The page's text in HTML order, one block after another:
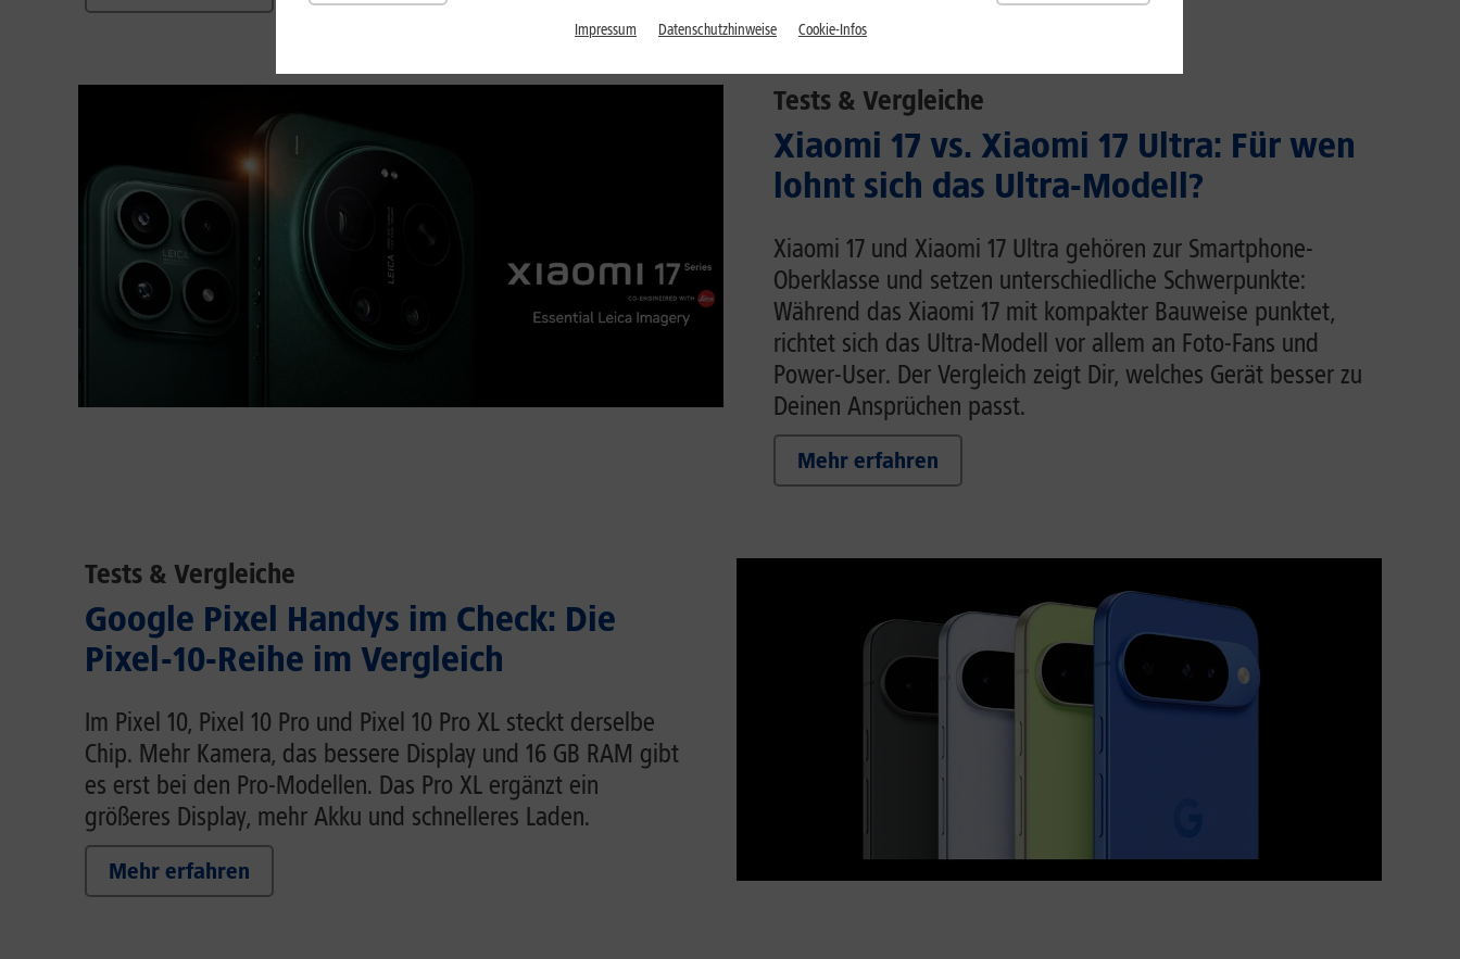
Tests & Vergleiche
Xiaomi 17 vs. Xiaomi 17 Ultra: Für wen
lohnt sich das Ultra-Modell?
Xiaomi 17 und Xiaomi 17 Ultra gehören zur Smartphone-
Oberklasse und setzen unterschiedliche Schwerpunkte:
Während das Xiaomi 17 mit kompakter Bauweise punktet,
richtet sich das Ultra-Modell vor allem an Foto-Fans und
Power-User. Der Vergleich zeigt Dir, welches Gerät besser zu
Deinen Ansprüchen passt.
Mehr erfahren
Tests & Vergleiche
Google Pixel Handys im Check: Die
Pixel-10-Reihe im Vergleich
Im Pixel 10, Pixel 10 Pro und Pixel 10 Pro XL steckt derselbe
Chip. Mehr Kamera, das bessere Display und 16 GB RAM gibt
es erst bei den Pro-Modellen. Das Pro XL ergänzt ein
größeres Display, mehr Akku und schnelleres Laden.
Mehr erfahren
Impressum Datenschutzhinweise Cookie-Infos